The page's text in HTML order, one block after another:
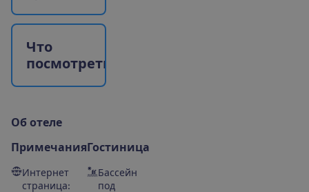
Что
посмотреть
Об отеле
Примечания
Интернет
страница:
Гостиница
Бассейн
под